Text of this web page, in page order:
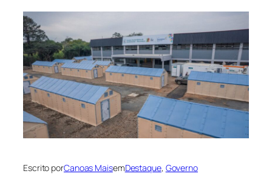
Escrito porCanoas MaisemDestaque, Governo